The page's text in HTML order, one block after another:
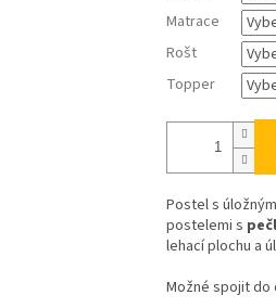
Matrace
Rošt
Topper
Postel s
postelemi s
lehací plochu a
Možné spojit do